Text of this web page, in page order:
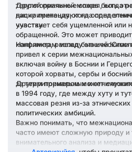
территориальные споры, когда
нации претендуют на
участки.
Другой причиной может быть
дискриминация, когда одна
чувствует себя ущемленной или
обращенной. Это может
конфликтам между этническими
Например, распад бывшей
привел к серии
включая войну в Боснии и
которой хорваты, сербы и
за территориальных и
Другим примером может
в 1994 году, где между хуту и
массовая резня из-за
политических амбиций.
Важно понимать, что
часто имеют сложную природу и
внимательного анализа и